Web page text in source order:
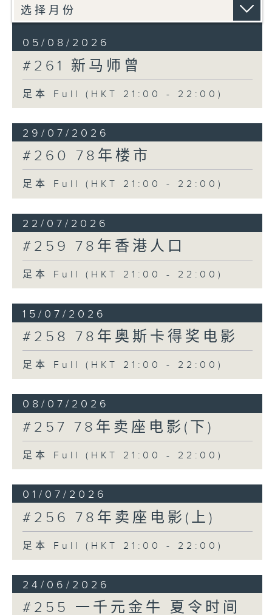
05/08/2026
#261 新马师曾
足本 Full (HKT 21:00 - 22:00)
29/07/2026
#260 78年楼市
足本 Full (HKT 21:00 - 22:00)
22/07/2026
#259 78年香港人口
足本 Full (HKT 21:00 - 22:00)
15/07/2026
#258 78年奥斯卡得奖电影
足本 Full (HKT 21:00 - 22:00)
08/07/2026
#257 78年卖座电影(下)
足本 Full (HKT 21:00 - 22:00)
01/07/2026
#256 78年卖座电影(上)
足本 Full (HKT 21:00 - 22:00)
24/06/2026
#255 一千元金牛 夏令时间